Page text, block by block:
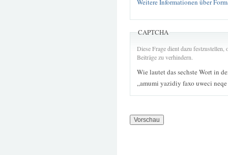
Weitere Informationen über
CAPTCHA
Diese Frage dient dazu
Beiträge zu verhindern.
Wie lautet das sechste Wort in
„amumi yazidiy faxo uweci